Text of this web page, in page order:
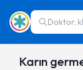
Doktor,
Karın